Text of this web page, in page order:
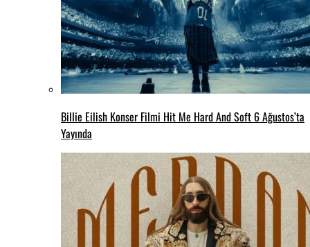
Billie Eilish Konser Filmi Hit Me Hard And Soft 6 Ağustos’ta
Yayında